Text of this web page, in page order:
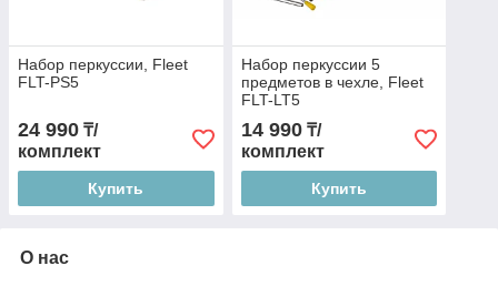
Набор перкуссии, Fleet
FLT-PS5
24 990 ₸/
комплект
Купить
Набор перкуссии 5
предметов в чехле, Fleet
FLT-LT5
14 990₸/
комплект
Купить
О нас